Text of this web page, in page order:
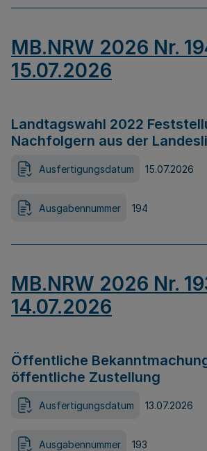
MB.NRW 2026 Nr.
15.07.2026
Landtagswahl 2022
Nachfolgern aus der
Ausfertigungsdatum 15.07.2026
Ausgabennummer 194
MB.NRW 2026 Nr.
14.07.2026
Öffentliche
öffentliche Zustellung
Ausfertigungsdatum 13.07.2026
Ausgabennummer 193